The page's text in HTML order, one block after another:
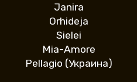
Janira
Orhideja
Sielei
Mia-Amore
Pellagio (Украина)